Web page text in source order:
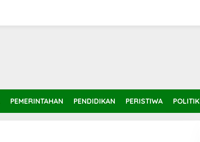
PEMERINTAHAN PENDIDIKAN PERISTIWA POLITIK